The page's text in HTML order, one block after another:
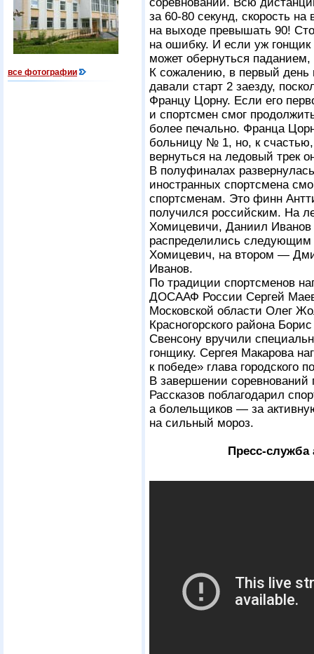
все фотографии
за 60-80 секунд, скорость на
на выходе превышать 90!
на ошибку. И если уж гонщик
может обернуться
К сожалению, в первый
давали старт 2 заезду,
Францу Цорну. Если его
и спортсмен смог
более печально. Франца
больницу № 1, но, к
вернуться на ледовый трек
В полуфиналах
иностранных спортсмена
спортсменам. Это финн
получился российским. На
Хомицевичи, Даниил
распределились
Хомицевич, на втором —
Иванов.
По традиции спортсменов
ДОСААФ России Сергей Маев
Московской области Олег
Красногорского района
Свенсону вручили
гонщику. Сергея Макарова
к победе» глава городского
В завершении соревнований
Рассказов поблагодарил
а болельщиков — за
на сильный мороз.
Пресс-служба